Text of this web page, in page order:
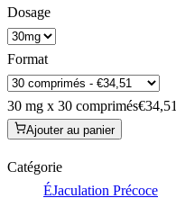
Dosage
Format
30 mg x 30 comprimés€34,51
Ajouter au panier
Catégorie
ÉJaculation Précoce